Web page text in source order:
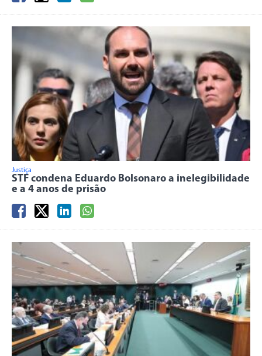
Justiça
STF condena Eduardo Bolsonaro a inelegibilidade
e a 4 anos de prisão